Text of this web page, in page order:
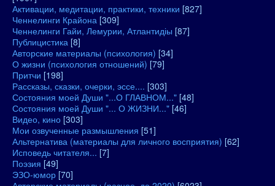
Активации, медитации, практики, техники [827]
Ченнелинги Крайона [309]
Ченнелинги Гайи, Лемурии, Атлантидіы [87]
Публицистика [8]
Авторские материалы (психология) [34]
О жизни (психология отношений) [79]
Притчи [198]
Рассказы, сказки, очерки, эссе.... [303]
Состояния моей Души "...О ГЛАВНОМ..." [48]
Состояния моей Души "... О ЖИЗНИ..." [46]
Видео, кино [303]
Мои озвученные размышления [51]
Альтернатива (материалы для личного восприятия) [62]
Исповедь читателя... [7]
Поэзия [49]
ЭЗО-юмор [70]